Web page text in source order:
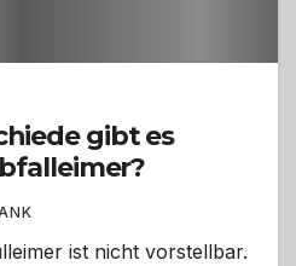
gibt es
ist nicht vorstellbar.